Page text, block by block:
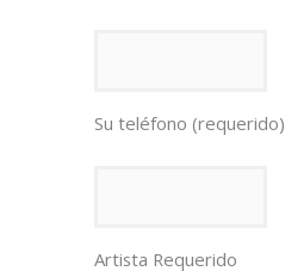
Su teléfono (requerido)
Artista Requerido